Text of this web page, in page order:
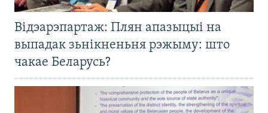
Відэарэпартаж: Плян апазыцыі на
выпадак зьнікненьня рэжыму: што
чакае Беларусь?